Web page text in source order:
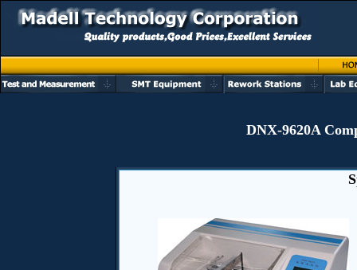
DNX-9620A